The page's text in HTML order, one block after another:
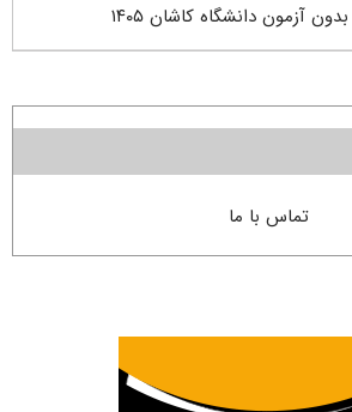
آزمون دانشگاه کاشان ۱۴۰۵
تماس با ما